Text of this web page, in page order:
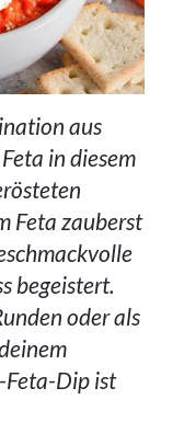
aus
in diesem
Feta zauberst
begeistert.
oder als
Feta-Dip ist